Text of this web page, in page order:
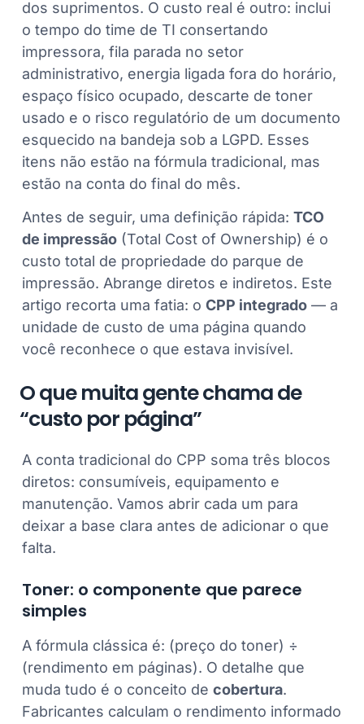
dos suprimentos. O custo real é outro: inclui
o tempo do time de TI consertando
impressora, fila parada no setor
administrativo, energia ligada fora do horário,
espaço físico ocupado, descarte de toner
usado e o risco regulatório de um documento
esquecido na bandeja sob a LGPD. Esses
itens não estão na fórmula tradicional, mas
estão na conta do final do mês.
Antes de seguir, uma definição rápida: TCO
de impressão (Total Cost of Ownership) é o
custo total de propriedade do parque de
impressão. Abrange diretos e indiretos. Este
artigo recorta uma fatia: o CPP integrado — a
unidade de custo de uma página quando
você reconhece o que estava invisível.
O que muita gente chama de
“custo por página”
A conta tradicional do CPP soma três blocos
diretos: consumíveis, equipamento e
manutenção. Vamos abrir cada um para
deixar a base clara antes de adicionar o que
falta.
Toner: o componente que parece
simples
A fórmula clássica é: (preço do toner) ÷
(rendimento em páginas). O detalhe que
muda tudo é o conceito de cobertura.
Fabricantes calculam o rendimento informado